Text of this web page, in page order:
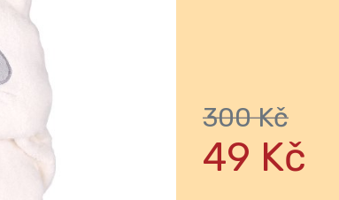
300 Kč
49 Kč